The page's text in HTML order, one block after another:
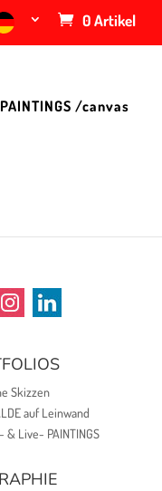
0 Artikel
/canvas
Skizzen
auf Leinwand
& Live- PAINTINGS